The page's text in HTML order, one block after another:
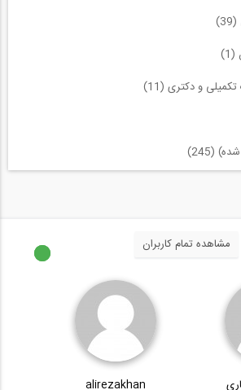
و دکتری (11)
(245)
(91)
مشاهده تمام کاربران
alirezakhan